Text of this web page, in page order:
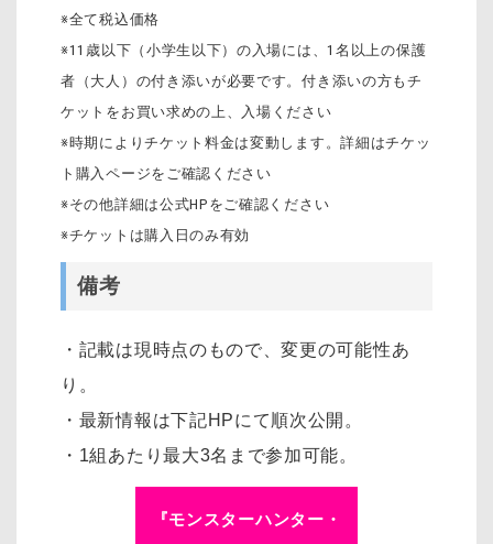
※全て税込価格
※11歳以下（小学生以下）の入場には、1名以上の保護
者（大人）の付き添いが必要です。付き添いの方もチ
ケットをお買い求めの上、入場ください
※時期によりチケット料金は変動します。詳細はチケッ
ト購入ページをご確認ください
※その他詳細は公式HPをご確認ください
※チケットは購入日のみ有効
備考
・記載は現時点のもので、変更の可能性あ
り。
・最新情報は下記HPにて順次公開。
・1組あたり最大3名まで参加可能。
『モンスターハンター・